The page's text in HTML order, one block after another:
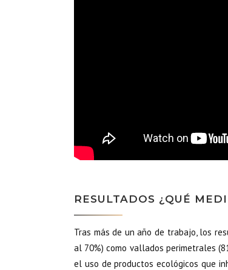
RESULTADOS ¿QUÉ
Tras más de un año de trabajo, los
al 70%) como vallados perimetrales
el uso de productos ecológicos que